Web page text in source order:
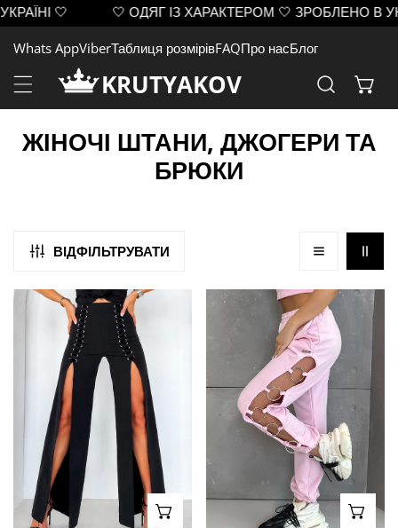
ДО ВМІСТУ
🤍 🤍 ОДЯГ ІЗ ХАРАКТЕРОМ 🤍 ЗРОБЛЕНО В
Whats AppViberТаблиця розмірівFAQПро насБлог
KRUTYAKOV
К
К
Ц
ЖІНОЧІ ШТАНИ, ДЖОГЕРИ ТА
БРЮКИ
ВІДФІЛЬТРУВАТИ
Жіночі
ВИБЕРІТЬ ВАРІАНТИ
Штани
кільцями
рожеві